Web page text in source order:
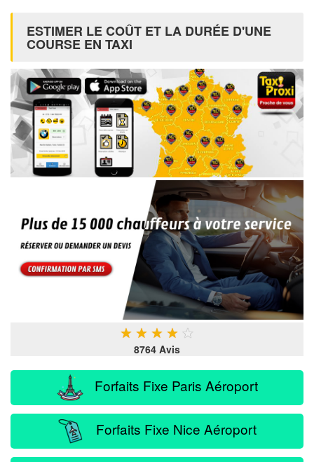
ESTIMER LE COÛT ET LA DURÉE D'UNE
COURSE EN TAXI
★ ★ ★ ★ ★
8764 Avis
Forfaits Fixe Paris Aéroport
Forfaits Fixe Nice Aéroport